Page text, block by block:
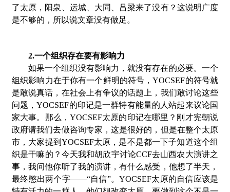
了太原，阳泉、运城、大同、吕梁来了没有？这说明广度
是不够的，所以说文章没有做足。
2.一个组织存在要有影响力
如果一个组织没有影响力，就没有存在的必要。一个
组织影响力在于你有一个鲜明的符号，YOCSEF的符号就
是敢说真话，在社会上有争议的话题上，我们敢讨论这些
问题，YOCSEF的印记是一群特有能量的人站起来议论国
家大事。那么，YOCSEF太原的印记在哪里？刚才宪朝说
政府请我们去做咨询专家，这是很好的，但是在整个太原
市，大家提到YOCSEF太原，是不是都一下子知道这个组
织是干嘛的？今天我和胡欣宇讨论CCF去山西农大演讲之
事，我问他你听了我的演讲，有什么感受，他想了半天，
最终憋出两个字——“自信”。YOCSEF太原的自信应该是